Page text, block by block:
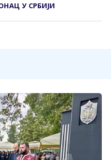
У СРБИЈИ